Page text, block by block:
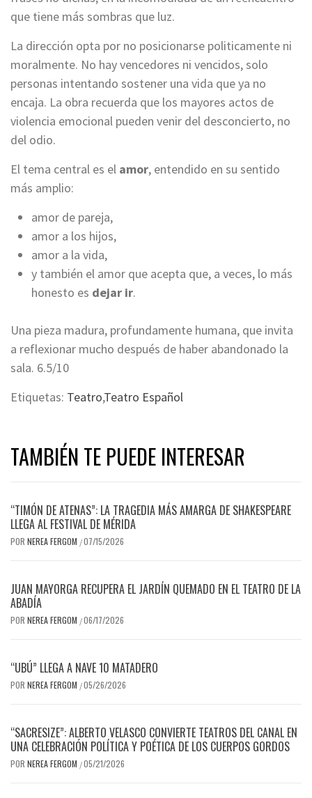
que tiene más sombras que luz.
La dirección opta por no posicionarse politicamente ni
moralmente. No hay vencedores ni vencidos, solo
personas intentando sostener una vida que ya no
encaja. La obra recuerda que los mayores actos de
violencia emocional pueden venir del desconcierto, no
del odio.
El tema central es el amor, entendido en su sentido
más amplio:
amor de pareja,
amor a los hijos,
amor a la vida,
y también el amor que acepta que, a veces, lo más
honesto es dejar ir.
Una pieza madura, profundamente humana, que invita
a reflexionar mucho después de haber abandonado la
sala. 6.5/10
Etiquetas: Teatro,Teatro Español
TAMBIÉN TE PUEDE INTERESAR
“TIMÓN DE ATENAS”: LA TRAGEDIA MÁS AMARGA DE SHAKESPEARE
LLEGA AL FESTIVAL DE MÉRIDA
POR NEREA FERGOM /07/15/2026
JUAN MAYORGA RECUPERA EL JARDÍN QUEMADO EN EL TEATRO DE LA
ABADÍA
POR NEREA FERGOM /06/17/2026
“UBÚ” LLEGA A NAVE 10 MATADERO
POR NEREA FERGOM /05/26/2026
“SACRESIZE”: ALBERTO VELASCO CONVIERTE TEATROS DEL CANAL EN
UNA CELEBRACIÓN POLÍTICA Y POÉTICA DE LOS CUERPOS GORDOS
POR NEREA FERGOM /05/21/2026